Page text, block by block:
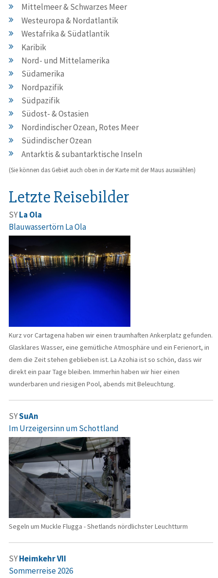
Mittelmeer & Schwarzes Meer
Westeuropa & Nordatlantik
Westafrika & Südatlantik
Karibik
Nord- und Mittelamerika
Südamerika
Nordpazifik
Südpazifik
Südost- & Ostasien
Nordindischer Ozean, Rotes Meer
Südindischer Ozean
Antarktis & subantarktische Inseln
(Sie können das Gebiet auch oben in der Karte mit der Maus auswählen)
Letzte Reisebilder
SYLa Ola
Blauwassertörn La Ola
Kurz vor Cartagena haben wir einen traumhaften Ankerplatz gefunden.
Glasklares Wasser, eine gemütliche Atmosphäre und ein Ferienort, in
dem die Zeit stehen geblieben ist. La Azohia ist so schön, dass wir
direkt ein paar Tage bleiben. Immerhin haben wir hier einen
wunderbaren und riesigen Pool, abends mit Beleuchtung.
SYSuAn
Im Urzeigersinn um Schottland
Segeln um Muckle Flugga - Shetlands nördlichster Leuchtturm
SYHeimkehr VII
Sommerreise 2026